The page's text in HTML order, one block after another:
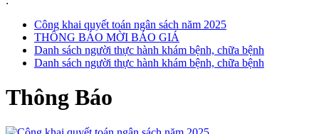
Công khai quyết toán ngân sách năm 2025
THÔNG BÁO MỜI BÁO GIÁ
Danh sách người thực hành khám bệnh, chữa bệnh
Danh sách người thực hành khám bệnh, chữa bệnh
Thông Báo